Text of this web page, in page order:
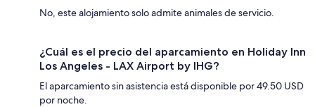
No, este alojamiento solo admite animales de servicio.
¿Cuál es el precio del aparcamiento en Holiday Inn
Los Angeles - LAX Airport by IHG?
El aparcamiento sin asistencia está disponible por 49.50 USD
por noche.